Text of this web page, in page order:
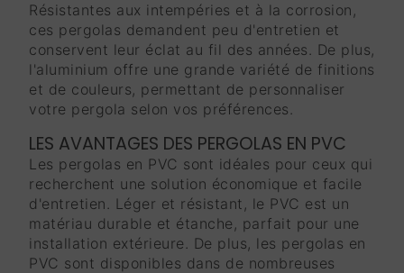
Résistantes aux intempéries et à la corrosion,
ces pergolas demandent peu d'entretien et
conservent leur éclat au fil des années. De plus,
l'aluminium offre une grande variété de finitions
et de couleurs, permettant de personnaliser
votre pergola selon vos préférences.
LES AVANTAGES DES PERGOLAS EN PVC
Les pergolas en PVC sont idéales pour ceux qui
recherchent une solution économique et facile
d'entretien. Léger et résistant, le PVC est un
matériau durable et étanche, parfait pour une
installation extérieure. De plus, les pergolas en
PVC sont disponibles dans de nombreuses